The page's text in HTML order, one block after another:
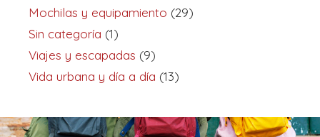
Mochilas y equipamiento (29)
Sin categoría (1)
Viajes y escapadas (9)
Vida urbana y día a día (13)